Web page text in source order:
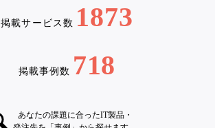
掲載サービス数 1873
掲載事例数 718
あなたの課題に合ったIT製品・